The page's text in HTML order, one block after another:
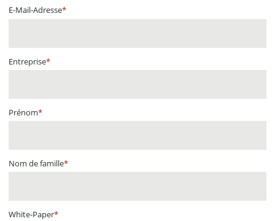
E-Mail-Adresse*
Entreprise*
Prénom*
Nom de famille*
White-Paper*